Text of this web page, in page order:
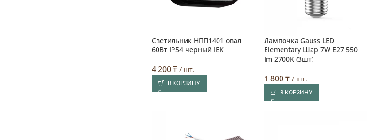
Светильник НПП1401 овал
60Вт IP54 черный IEK
4 200₸/ шт.
В КОРЗИНУ
Лампочка Gauss LED
Elementary Шар 7W E27 550
Im 2700K (3шт)
1 800₸ / шт.
В КОРЗИНУ